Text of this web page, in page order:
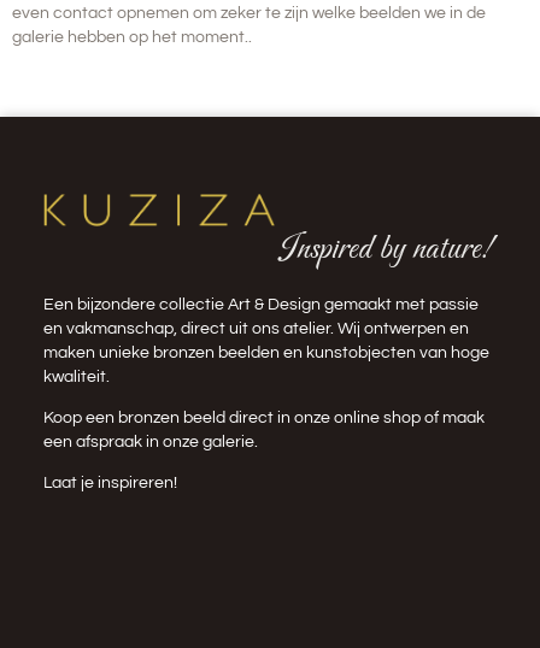
even contact opnemen om zeker te zijn welke beelden we in de
galerie hebben op het moment..
Inspired by nature!
Een bijzondere collectie Art & Design gemaakt met passie
en vakmanschap, direct uit ons atelier. Wij ontwerpen en
maken unieke bronzen beelden en kunstobjecten van hoge
kwaliteit.
Koop een bronzen beeld direct in onze online shopof maak
een afspraak in onze galerie.
Laat je inspireren!